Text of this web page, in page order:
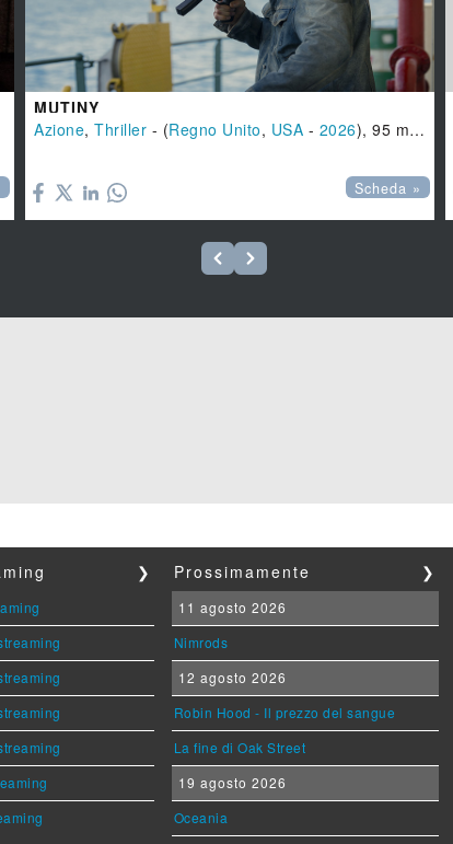
MUTINY
Azione, Thriller - (Regno Unito, USA - 2026), 95 min.
Scheda »
❯ Prossimamente ❯
11 agosto 2026
Nimrods
12 agosto 2026
Robin Hood - Il prezzo del sangue
La fine di Oak Street
19 agosto 2026
Oceania